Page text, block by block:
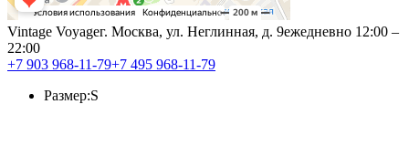
Vintage Voyageг. Москва, ул. Неглинная, д. 9ежедневно 12:00 –
22:00
+7 903 968-11-79+7 495 968-11-79
Размер:S